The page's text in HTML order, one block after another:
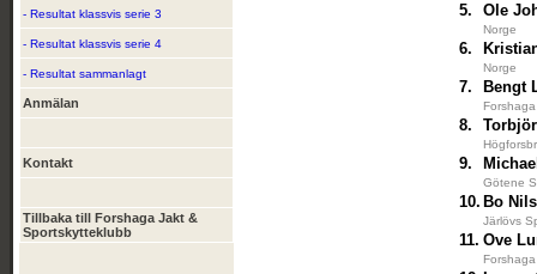
- Resultat klassvis serie 3
- Resultat klassvis serie 4
- Resultat sammanlagt
Anmälan
Kontakt
Tillbaka till Forshaga Jakt &
Sportskytteklubb
5. Ole
Norge
6.
Norge
7. Bengt
8.
9.
Götene
10. Bo
Järlövs
11. Ove